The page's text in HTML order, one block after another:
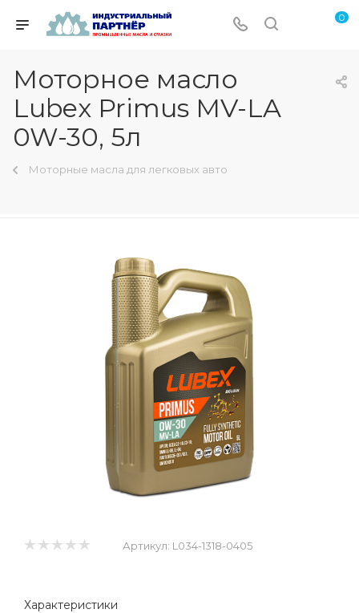
0
Моторное масло
Lubex Primus MV-LA
0W-30, 5л
Моторные масла для легковых авто
Артикул: L034-1318-0405
Характеристики